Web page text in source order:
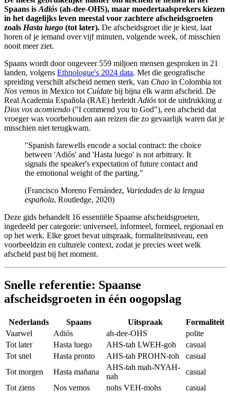
Spaans isAdiós (ah-dee-OHS), maar moedertaalsprekers kiezen
in het dagelijks leven meestal voor zachtere afscheidsgroeten
zoals Hasta luego (tot later). De afscheidsgroet die je kiest, laat
horen of je iemand over vijf minuten, volgende week, of misschien
nooit meer ziet.
Spaans wordt door ongeveer 559 miljoen mensen gesproken in 21
landen, volgens Ethnologue's 2024 data. Met die geografische
spreiding verschilt afscheid nemen sterk, van Chao in Colombia tot
Nos vemos in Mexico tot Cuídate bij bijna elk warm afscheid. De
Real Academia Española (RAE) herleidtAdiós tot de uitdrukking a
Dios vos acomiendo ("I commend you to God"), een afscheid dat
vroeger was voorbehouden aan reizen die zo gevaarlijk waren dat je
misschien niet terugkwam.
"Spanish farewells encode a social contract: the choice
between 'Adiós' and 'Hasta luego' is not arbitrary. It
signals the speaker's expectation of future contact and
the emotional weight of the parting."
(Francisco Moreno Fernández, Variedades de la lengua
española, Routledge, 2020)
Deze gids behandelt 16 essentiële Spaanse afscheidsgroeten,
ingedeeld per categorie: universeel, informeel, formeel, regionaal en
op het werk. Elke groet bevat uitspraak, formaliteitsniveau, een
voorbeeldzin en culturele context, zodat je precies weet welk
afscheid past bij het moment.
Snelle referentie: Spaanse
afscheidsgroeten in één oogopslag
Nederlands Spaans Uitspraak
Formaliteit
Vaarwel
Adiós ah-dee-OHS
polite
Tot later
Hasta luego AHS-tah LWEH-goh
casual
Tot snel
Hasta pronto AHS-tah PROHN-toh
casual
Tot morgen
Hasta mañana
AHS-tah mah-NYAH-
nah
casual
Tot ziens
Nos vemos nohs VEH-mohs
casual